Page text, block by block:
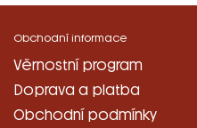
Obchodní informace
Věrnostní program
Doprava a platba
Obchodní podmínky